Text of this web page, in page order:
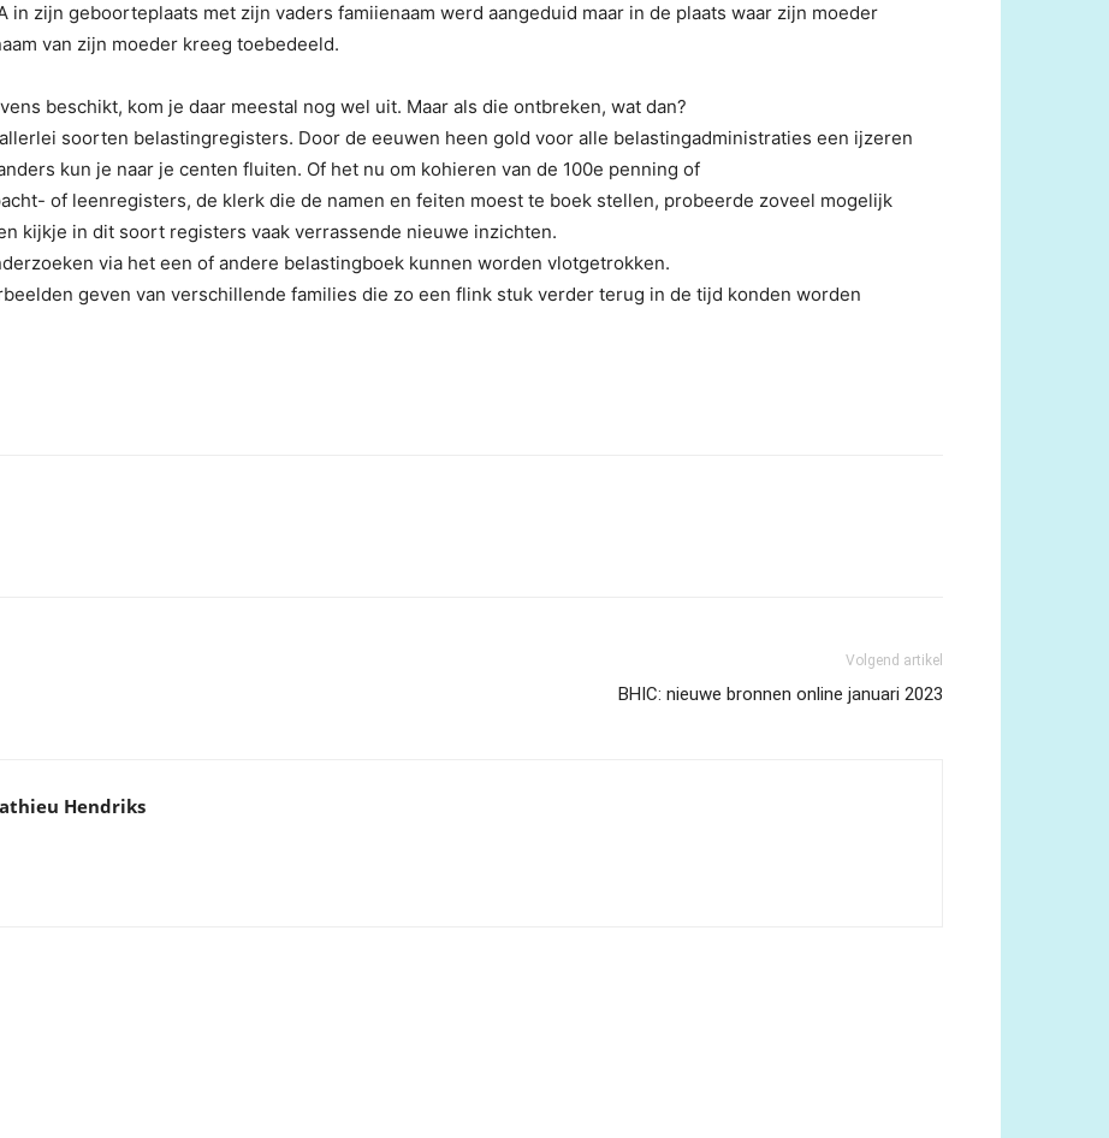
in zijn geboorteplaats met zijn vaders famiienaam werd aangeduid maar in de plaats waar zijn moeder
van zijn moeder kreeg toebedeeld.
beschikt, kom je daar meestal nog wel uit. Maar als die ontbreken, wat dan?
soorten belastingregisters. Door de eeuwen heen gold voor alle belastingadministraties een ijzeren
kun je naar je centen fluiten. Of het nu om kohieren van de 100e penning of
of leenregisters, de klerk die de namen en feiten moest te boek stellen, probeerde zoveel mogelijk
kijkje in dit soort registers vaak verrassende nieuwe inzichten.
via het een of andere belastingboek kunnen worden vlotgetrokken.
geven van verschillende families die zo een flink stuk verder terug in de tijd konden worden
Volgend artikel
BHIC: nieuwe bronnen online januari 2023
Hendriks